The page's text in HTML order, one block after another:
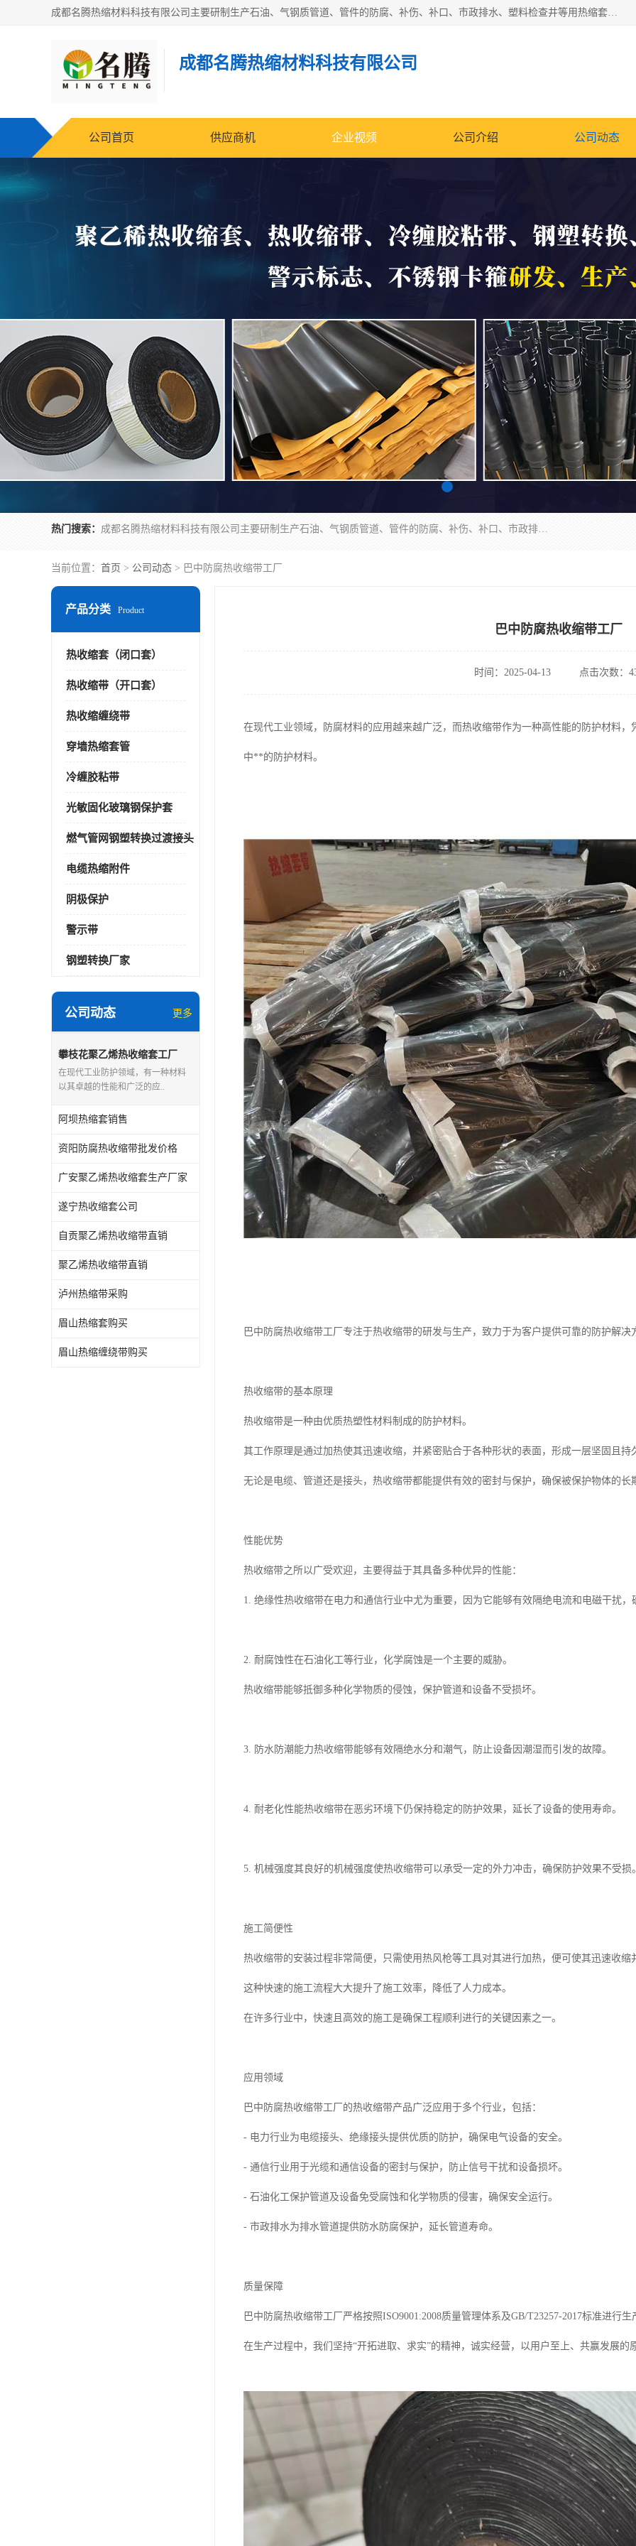
成都名腾热缩材料科技有限公司​主要研制生产石油、气钢质管道、管件的防腐、补伤、补口、市政排水、塑料检查井等用热缩套及市政排水管道不锈钢卡箍。产品包含：不锈钢卡箍、钢塑转换、光固化套、聚乙烯热收缩带、聚乙烯热收缩套、冷缠胶粘带、热收缩套、热收缩带、热收缩缠绕带、防腐热收缩带、热缩缠绕带、热缩套、热缩带等。
成都名腾热缩材料科技有限公司
公司首页 供应商机 企业视频 公司介绍 公司动态
热门搜索： 成都名腾热缩材料科技有限公司​主要研制生产石油、气钢质管道、管件的防腐、补伤、补口、市政排水、塑料检查井等用热缩套及市政排水管道不锈钢卡箍。产品包含：不锈钢卡箍、钢塑转换、光固化套、聚乙烯热收缩带、聚乙烯热收缩套、冷缠胶粘带、热收缩套、热收缩带、热收缩缠绕带、防腐热收缩带、热缩缠绕带、热缩套、热缩带等。
当前位置： 首页 > 公司动态 > 巴中防腐热收缩带工厂
产品分类 Product
热收缩套（闭口套）
热收缩带（开口套）
热收缩缠绕带
穿墙热缩套管
冷缠胶粘带
光敏固化玻璃钢保护套
燃气管网钢塑转换过渡接头
电缆热缩附件
阴极保护
警示带
钢塑转换厂家
公司动态 更多
攀枝花聚乙烯热收缩套工厂
在现代工业防护领域，有一种材料
以其卓越的性能和广泛的应..
阿坝热缩套销售
资阳防腐热收缩带批发价格
广安聚乙烯热收缩套生产厂家
遂宁热收缩套公司
自贡聚乙烯热收缩带直销
聚乙烯热收缩带直销
泸州热缩带采购
眉山热缩套购买
眉山热缩缠绕带购买
巴中防腐热收缩带工厂
时间：2025-04-13 点击次数：
在现代工业领域，防腐材料的应用越来越广泛，而热收缩带作为一种高性能的防护材料
中**的防护材料。
巴中防腐热收缩带工厂专注于热收缩带的研发与生产，致力于为客户提供可靠的防护解决
热收缩带的基本原理
热收缩带是一种由优质热塑性材料制成的防护材料。
其工作原理是通过加热使其迅速收缩，并紧密贴合于各种形状的表面，形成一层坚固且持
无论是电缆、管道还是接头，热收缩带都能提供有效的密封与保护，确保被保护物体的长
性能优势
热收缩带之所以广受欢迎，主要得益于其具备多种优异的性能：
1. 绝缘性热收缩带在电力和通信行业中尤为重要，因为它能够有效隔绝电流和电磁干扰，
2. 耐腐蚀性在石油化工等行业，化学腐蚀是一个主要的威胁。
热收缩带能够抵御多种化学物质的侵蚀，保护管道和设备不受损坏。
3. 防水防潮能力热收缩带能够有效隔绝水分和潮气，防止设备因潮湿而引发的故障。
4. 耐老化性能热收缩带在恶劣环境下仍保持稳定的防护效果，延长了设备的使用寿命。
5. 机械强度其良好的机械强度使热收缩带可以承受一定的外力冲击，确保防护效果不受损。
施工简便性
热收缩带的安装过程非常简便，只需使用热风枪等工具对其进行加热，便可使其迅速收缩
这种快速的施工流程大大提升了施工效率，降低了人力成本。
在许多行业中，快速且高效的施工是确保工程顺利进行的关键因素之一。
应用领域
巴中防腐热收缩带工厂的热收缩带产品广泛应用于多个行业，包括：
- 电力行业为电缆接头、绝缘接头提供优质的防护，确保电气设备的安全。
- 通信行业用于光缆和通信设备的密封与保护，防止信号干扰和设备损坏。
- 石油化工保护管道及设备免受腐蚀和化学物质的侵害，确保安全运行。
- 市政排水为排水管道提供防水防腐保护，延长管道寿命。
质量保障
巴中防腐热收缩带工厂严格按照ISO9001:2008质量管理体系及GB/T23257-2017标准进行
在生产过程中，我们坚持“开拓进取、求实”的精神，诚实经营，以用户至上、共赢发展的